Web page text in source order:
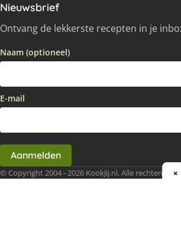
Nieuwsbrief
Ontvang de lekkerste recepten in je
Naam (optioneel)
E-mail
Aanmelden
© Copyright 2004 - 2026 KookJij.nl, Alle rechten ×